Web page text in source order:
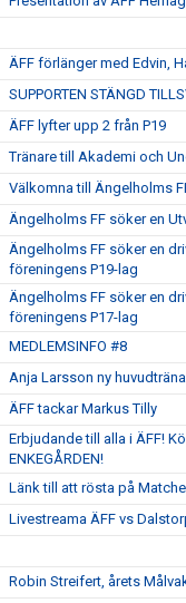
ÄFF förlänger med Edvin,
SUPPORTEN STÄNGD
ÄFF lyfter upp 2 från P19
Tränare till Akademi och
Välkomna till Ängelholms
Ängelholms FF söker en
Ängelholms FF söker en
föreningens P19-lag
Ängelholms FF söker en
föreningens P17-lag
MEDLEMSINFO #8
Anja Larsson ny
ÄFF tackar Markus Tilly
Erbjudande till alla i ÄFF!
ENKEGÅRDEN!
Länk till att rösta på
Livestreama ÄFF vs
Robin Streifert, årets